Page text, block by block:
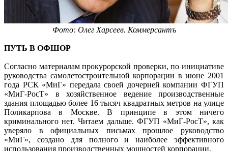
Фото: Олег Харсеев. Коммерсантъ
ПУТЬ В ОФШОР
Согласно материалам прокурорской проверки, по инициативе
руководства самолетостроительной корпорации в июне 2001
года РСК «МиГ» передала своей дочерней компании ФГУП
«МиГ-РосТ» в хозяйственное ведение производственные
здания площадью более 16 тысяч квадратных метров на улице
Поликарпова в Москве. В принципе в этом ничего
криминального нет. Читаем дальше. ФГУП «МиГ-РосТ», как
уверяло в официальных письмах прошлое руководство
«МиГ», создано для полного и наиболее эффективного
использования производственных мощностей корпорации.